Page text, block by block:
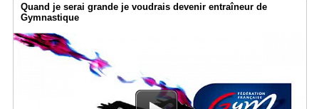
Quand je serai grande je voudrais devenir entraîneur de
Gymnastique